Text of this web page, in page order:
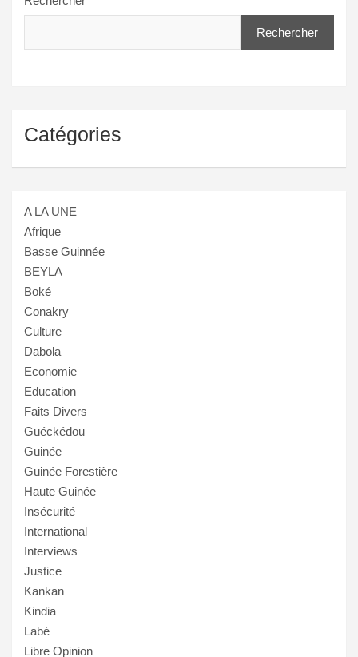
Rechercher
Catégories
A LA UNE
Afrique
Basse Guinnée
BEYLA
Boké
Conakry
Culture
Dabola
Economie
Education
Faits Divers
Guéckédou
Guinée
Guinée Forestière
Haute Guinée
Insécurité
International
Interviews
Justice
Kankan
Kindia
Labé
Libre Opinion